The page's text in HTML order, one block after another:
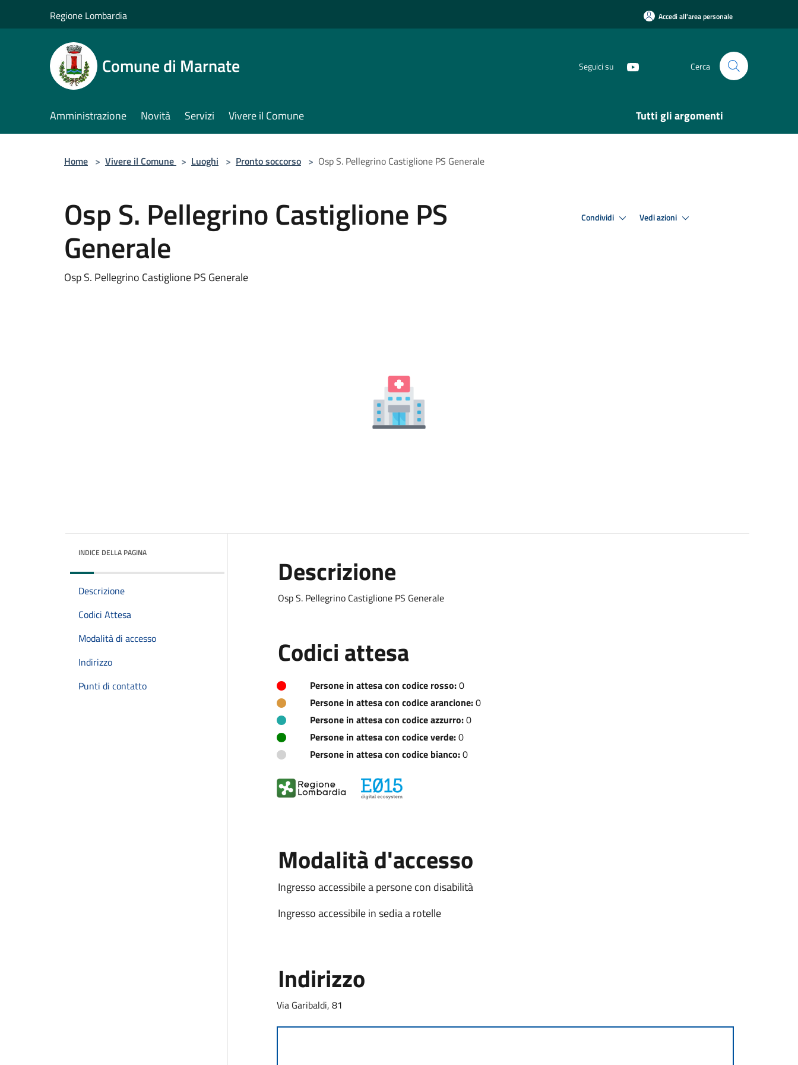
Regione Lombardia Accedi all'area personale
Comune di Marnate Seguici su Cerca
Amministrazione Novità Servizi Vivere il Comune Tutti gli argomenti
Home > Vivere il Comune > Luoghi > Pronto soccorso > Osp S. Pellegrino Castiglione PS Generale
Osp S. Pellegrino Castiglione PS
Generale
Osp S. Pellegrino Castiglione PS Generale
Condividi Vedi azioni
INDICE DELLA PAGINA
Descrizione
Codici Attesa
Modalità di accesso
Indirizzo
Punti di contatto
Descrizione
Osp S. Pellegrino Castiglione PS Generale
Codici attesa
Persone in attesa con codice rosso:0
Persone in attesa con codice arancione:0
Persone in attesa con codice azzurro:0
Persone in attesa con codice verde:0
Persone in attesa con codice bianco:0
Modalità d'accesso
Ingresso accessibile a persone con disabilità
Ingresso accessibile in sedia a rotelle
Indirizzo
Via Garibaldi, 81